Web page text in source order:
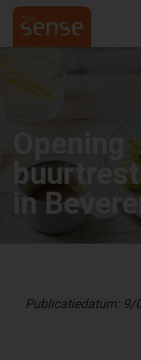
in
Publicatiedatum: 9/